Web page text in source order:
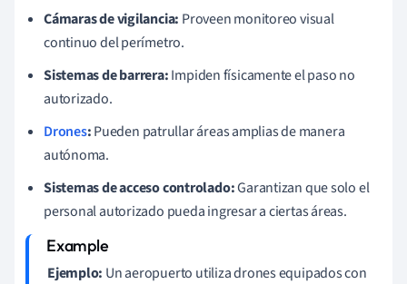
Cámaras de vigilancia: Proveen monitoreo visual
continuo del perímetro.
Sistemas de barrera:Impiden físicamente el paso no
autorizado.
Drones:Pueden patrullar áreas amplias de manera
autónoma.
Sistemas de acceso controlado:Garantizan que solo el
personal autorizado pueda ingresar a ciertas áreas.
Ejemplo: Un aeropuerto utiliza drones equipados con